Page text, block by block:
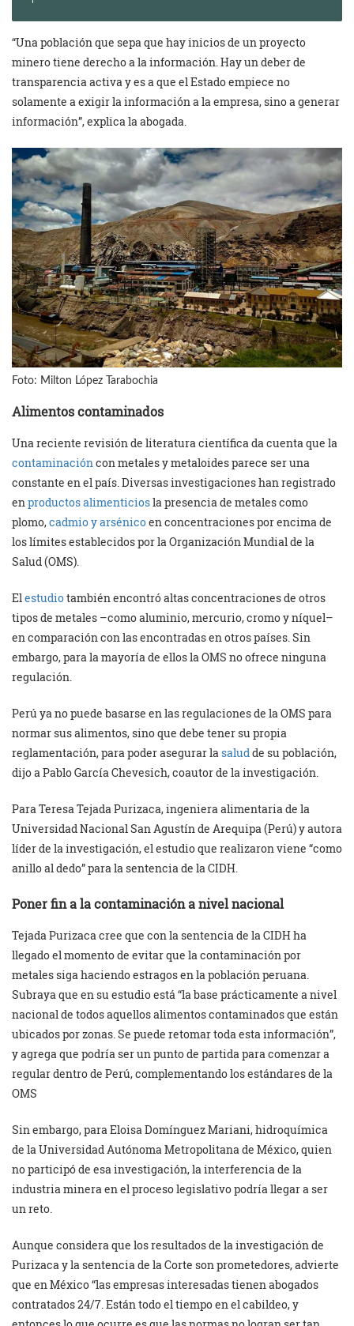
“Una población que sepa que hay inicios de un proyecto
minero tiene derecho a la información. Hay un deber de
transparencia activa y es a que el Estado empiece no
solamente a exigir la información a la empresa, sino a generar
información”, explica la abogada.
Foto: Milton López Tarabochia
Alimentos contaminados
Una reciente revisión de literatura científica da cuenta que la
contaminacióncon metales y metaloides parece ser una
constante en el país. Diversas investigaciones han registrado
enproductos alimenticiosla presencia de metales como
plomo,cadmio y arsénicoen concentraciones por encima de
los límites establecidos por la Organización Mundial de la
Salud (OMS).
Elestudiotambién encontró altas concentraciones de otros
tipos de metales –como aluminio, mercurio, cromo y níquel–
en comparación con las encontradas en otros países. Sin
embargo, para la mayoría de ellos la OMS no ofrece ninguna
regulación.
Perú ya no puede basarse en las regulaciones de la OMS para
normar sus alimentos, sino que debe tener su propia
reglamentación, para poder asegurar lasaludde su población,
dijo a Pablo García Chevesich, coautor de la investigación.
Para Teresa Tejada Purizaca, ingeniera alimentaria de la
Universidad Nacional San Agustín de Arequipa (Perú) y autora
líder de la investigación, el estudio que realizaron viene “como
anillo al dedo” para la sentencia de la CIDH.
Poner fin a la contaminación a nivel nacional
Tejada Purizaca cree que con la sentencia de la CIDH ha
llegado el momento de evitar que la contaminación por
metales siga haciendo estragos en la población peruana.
Subraya que en su estudio está “la base prácticamente a nivel
nacional de todos aquellos alimentos contaminados que están
ubicados por zonas. Se puede retomar toda esta información”,
y agrega que podría ser un punto de partida para comenzar a
regular dentro de Perú, complementando los estándares de la
OMS
Sin embargo, para Eloisa Domínguez Mariani, hidroquímica
de la Universidad Autónoma Metropolitana de México, quien
no participó de esa investigación, la interferencia de la
industria minera en el proceso legislativo podría llegar a ser
un reto.
Aunque considera que los resultados de la investigación de
Purizaca y la sentencia de la Corte son prometedores, advierte
que en México “las empresas interesadas tienen abogados
contratados 24/7. Están todo el tiempo en el cabildeo, y